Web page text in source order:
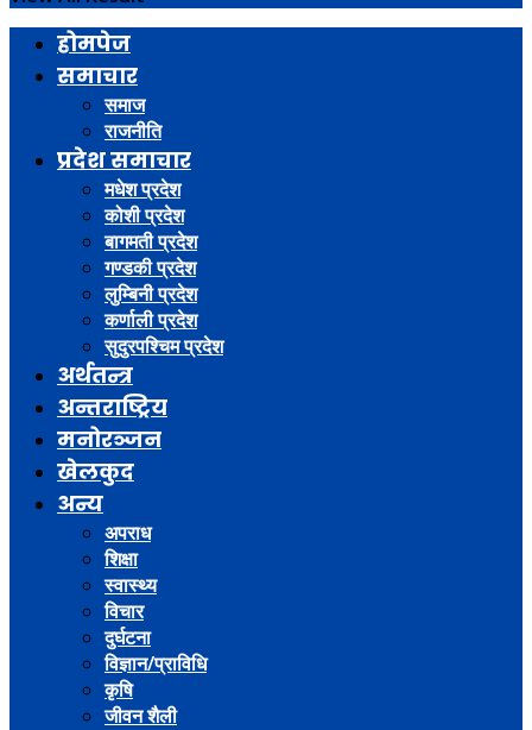
होमपेज
समाचार
समाज
राजनीति
प्रदेश समाचार
मधेश प्रदेश
कोशी प्रदेश
बागमती प्रदेश
गण्डकी प्रदेश
लुम्बिनी प्रदेश
कर्णाली प्रदेश
सुदुरपश्चिम प्रदेश
अर्थतन्त्र
अन्तराष्ट्रिय
मनोरञ्जन
खेलकुद
अन्य
अपराध
शिक्षा
स्वास्थ्य
विचार
दुर्घटना
विज्ञान/प्राविधि
कृषि
जीवन शैली